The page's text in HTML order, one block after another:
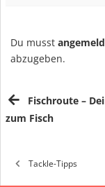
Du musst
abzugeben.
Fischroute –
zum Fisch
Tackle-Tipps